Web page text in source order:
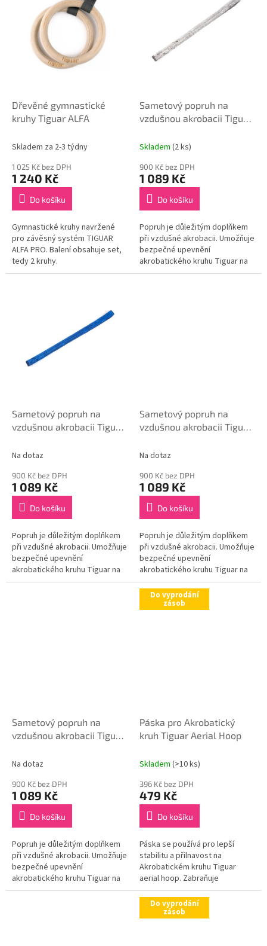
Dřevěné gymnastické
kruhy Tiguar ALFA
Skladem za 2-3 týdny
1 025 Kč bez DPH
1 240 Kč
Do košíku
Gymnastické kruhy navržené
pro závěsný systém TIGUAR
ALFA PRO. Balení obsahuje set,
tedy 2 kruhy.
Sametový popruh na
vzdušnou akrobacii Tiguar
Skladem (2 ks)
900 Kč bez DPH
1 089 Kč
Do košíku
Popruh je důležitým doplňkem
při vzdušné akrobacii. Umožňuje
bezpečné upevnění
akrobatického kruhu Tiguar na
strop pro bezpečné cvičení.
Sametový popruh na
vzdušnou akrobacii Tiguar
Na dotaz
900 Kč bez DPH
1 089 Kč
Do košíku
Popruh je důležitým doplňkem
při vzdušné akrobacii. Umožňuje
bezpečné upevnění
akrobatického kruhu Tiguar na
strop pro bezpečné cvičení.
Sametový popruh na
vzdušnou akrobacii Tiguar
Na dotaz
900 Kč bez DPH
1 089 Kč
Do košíku
Popruh je důležitým doplňkem
při vzdušné akrobacii. Umožňuje
bezpečné upevnění
akrobatického kruhu Tiguar na
strop pro bezpečné cvičení.
zavěšení akrobatického kruhu
Tiguar...
Sametový popruh na
vzdušnou akrobacii Tiguar
Na dotaz
900 Kč bez DPH
1 089 Kč
Do košíku
Popruh je důležitým doplňkem
při vzdušné akrobacii. Umožňuje
bezpečné upevnění
akrobatického kruhu Tiguar na
strop pro bezpečné cvičení.
Do vyprodání
zásob
Páska pro Akrobatický
kruh Tiguar Aerial Hoop
Skladem (>10 ks)
396 Kč bez DPH
479 Kč
Do košíku
Páska se používá pro lepší
stabilitu a přilnavost na
Akrobatickém kruhu Tiguar
aerial hoop. Zabraňuje
sklouznutí rukou, a navíc chrání
akrobatický kruh před
poškrábáním. Na...
Do vyprodání
zásob